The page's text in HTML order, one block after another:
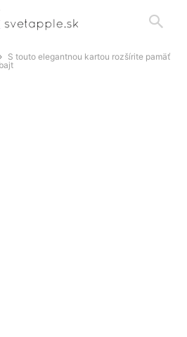
S touto elegantnou kartou rozšírite pamäť